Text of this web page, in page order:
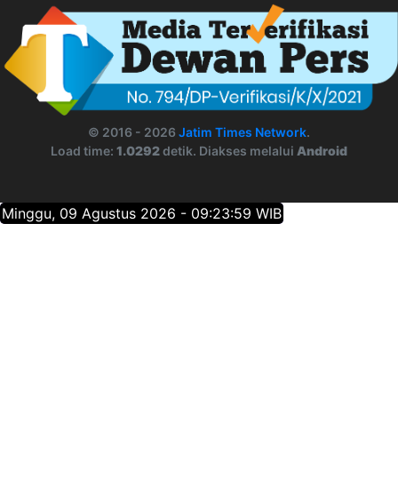
© 2016 - 2026 Jatim Times Network.
Load time: 1.0292detik. Diakses melalui Android
Minggu, 09 Agustus 2026 - 09:24:00 WIB